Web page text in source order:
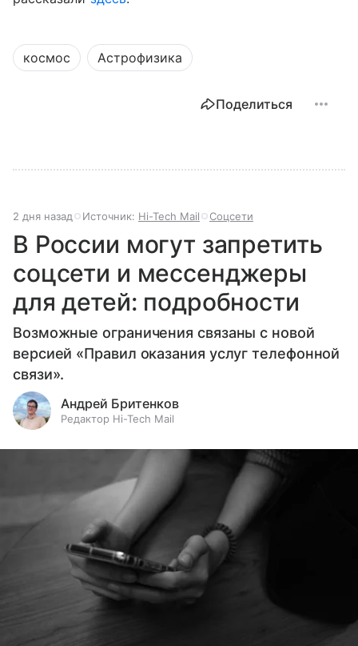
космос Астрофизика
Поделиться
2 дня назад Источник: Hi-Tech Mail Соцсети
В России могут запретить
соцсети и мессенджеры
для детей: подробности
Возможные ограничения связаны с новой
версией «Правил оказания услуг телефонной
связи».
Андрей Бритенков
Редактор Hi-Tech Mail